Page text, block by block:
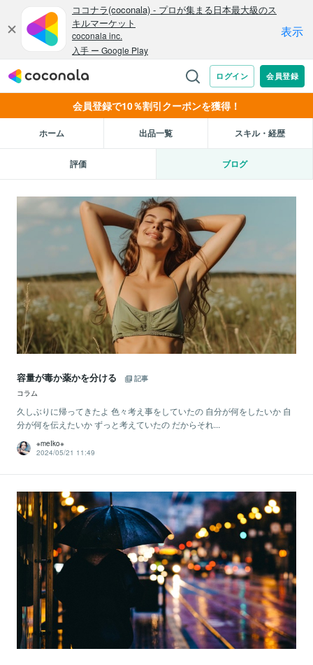
会員登録で10％割引クーポンを獲得！
ホーム 出品一覧 スキル・経歴
評価 ブログ
容量が毒か薬かを分ける
記事
コラム
久しぶりに帰ってきたよ 色々考え事をしていたの 自分が何をしたいか 自
分が何を伝えたいか ずっと考えていたの だからそれ...
※meIko※
2024/05/21 11:49